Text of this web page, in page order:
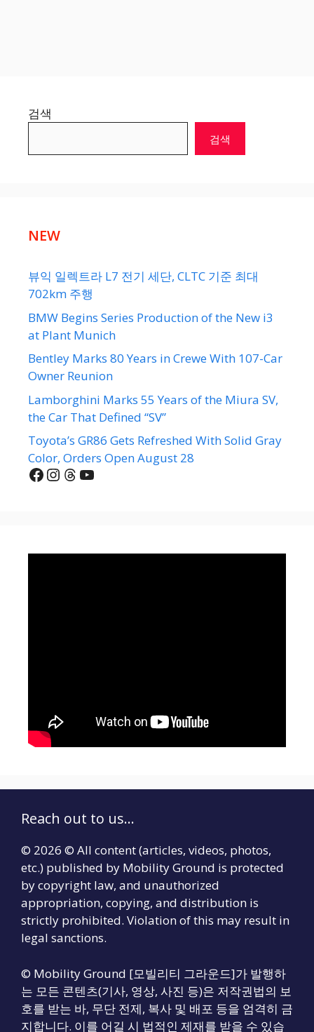
검색
검색
NEW
뷰익 일렉트라 L7 전기 세단, CLTC 기준 최대
702km 주행
BMW Begins Series Production of the New i3
at Plant Munich
Bentley Marks 80 Years in Crewe With 107-Car
Owner Reunion
Lamborghini Marks 55 Years of the Miura SV,
the Car That Defined “SV”
Toyota’s GR86 Gets Refreshed With Solid Gray
Color, Orders Open August 28
Facebook
Instagram
Threads
YouTube
Reach out to us...
© 2026 © All content (articles, videos, photos,
etc.) published by Mobility Ground is protected
by copyright law, and unauthorized
appropriation, copying, and distribution is
strictly prohibited. Violation of this may result in
legal sanctions.
© Mobility Ground [모빌리티 그라운드]가 발행하
는 모든 콘텐츠(기사, 영상, 사진 등)은 저작권법의 보
호를 받는 바, 무단 전제, 복사 및 배포 등을 엄격히 금
지합니다. 이를 어길 시 법적인 제재를 받을 수 있습